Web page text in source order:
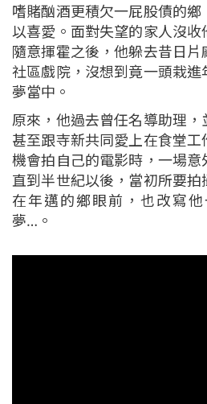
嗜賭酗酒更積欠一屁股債的
以喜愛。面對失望的家人沒
隨意揮霍之後，他躲去昔日
社區戲院，沒想到竟一頭栽
夢當中。
原來，他過去曾任名導助理，
甚至跟寺新共同愛上在食堂
機會拍自己的電影時，一場意
直到半世紀以後，當初所要
在年邁的鄉眼前，也改寫
夢…。